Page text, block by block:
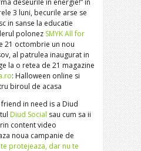
deseurile in energie!” in
3 luni, becurile arse se
in sanse la educatie
polonez SMYK All for
21 octombrie un nou
al patrulea inaugurat in
la o retea de 21 magazine
: Halloween online si
biroul de acasa
friend in need is a Diud
Diud Social sau cum sa ii
content video
noua campanie de
te protejeaza, dar nu te